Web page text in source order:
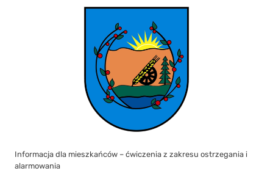
Informacja dla mieszkańców – ćwiczenia z zakresu ostrzegania i
alarmowania